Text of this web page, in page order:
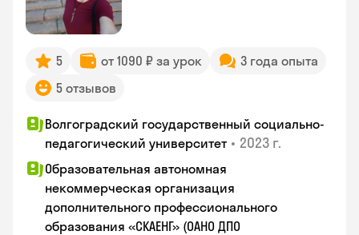
5 от 1090 ₽ за урок
3 года опыта
5 отзывов
Волгоградский государственный социально-
педагогический университет • 2023 г.
Образовательная автономная
некоммерческая организация
дополнительного профессионального
образования «СКАЕНГ» (ОАНО ДПО